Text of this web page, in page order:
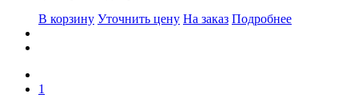
В корзину Уточнить цену На заказ Подробнее
1